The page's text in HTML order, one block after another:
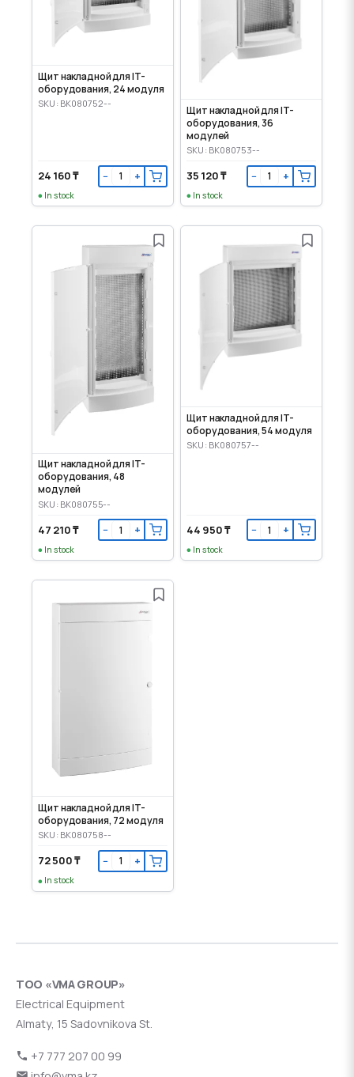
Щит накладной для IT-
оборудования, 24 модуля
SKU: BK080752--
24 160 ₸ − +
In stock
Щит накладной для IT-
оборудования, 36
модулей
SKU: BK080753--
35 120 ₸ − +
In stock
Щит накладной для IT-
оборудования, 48
модулей
SKU: BK080755--
47 210 ₸ − +
In stock
Щит накладной для IT-
оборудования, 54 модуля
SKU: BK080757--
44 950 ₸ − +
In stock
Щит накладной для IT-
оборудования, 72 модуля
SKU: BK080758--
72 500 ₸ − +
In stock
ТОО «VMA GROUP»
Electrical Equipment
Almaty, 15 Sadovnikova St.
+7 777 207 00 99